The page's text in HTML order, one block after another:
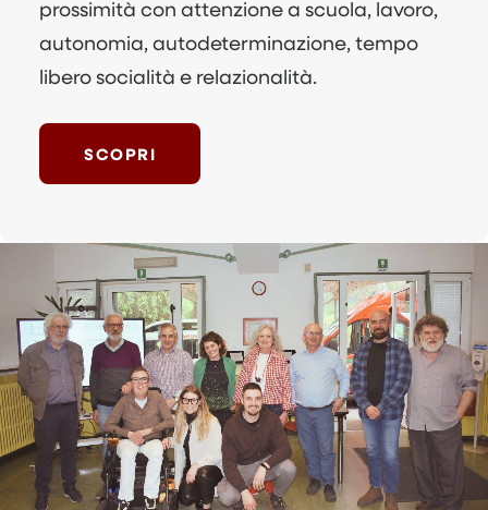
prossimità con attenzione a scuola, lavoro,
autonomia, autodeterminazione, tempo
libero socialità e relazionalità.
SCOPRI